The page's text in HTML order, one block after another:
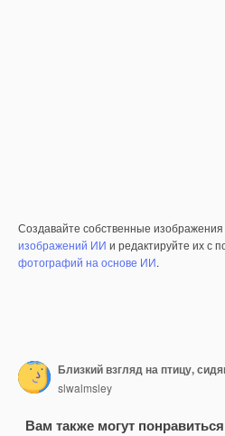
Создавайте собственные
изображений ИИ и редактируйте их с
фотографий на основе ИИ.
Близкий взгляд на птицу,
slwalmsley
Вам также могут